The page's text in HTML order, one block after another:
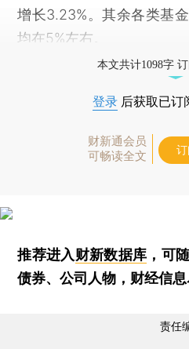
增长3.23%。其余各类基
均在5%左右。
本文共计1098字
登录 后获取已订
财新通会员
可畅读全文
推荐进入财新数据库 ，可
债券、公司人物，财经信息
责任